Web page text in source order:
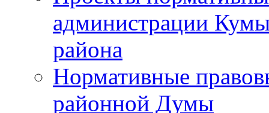
администрации
района
Нормативные
районной Думы